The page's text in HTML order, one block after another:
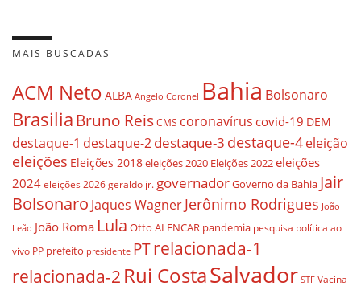
MAIS BUSCADAS
ACM Neto ALBA Angelo Coronel Bahia Bolsonaro
BrasiliaBruno ReisCMS coronavírus covid-19 DEM
destaque-1 destaque-2destaque-3 destaque-4eleição
eleições Eleições 2018eleições 2020 Eleições 2022eleições
2024 eleições 2026 geraldo jr. governadorGoverno da Bahia Jair
Bolsonaro Jaques WagnerJerônimo Rodrigues João
Leão João Roma Lula Otto ALENCAR pandemia pesquisa política ao
vivo PP prefeito presidente PTrelacionada-1
relacionada-2 Rui CostaSalvador STF Vacina